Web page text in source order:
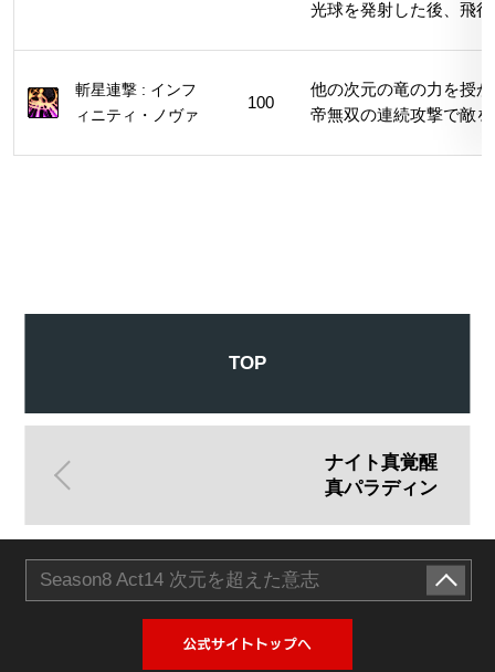
光球を発射した後、飛
斬星連撃 : インフ
ィニティ・ノヴァ
100
他の次元の竜の力を授
帝無双の連続攻撃で敵
ナイト真覚醒
真パラディン
TOP
Season8 Act14 次元を超えた意志